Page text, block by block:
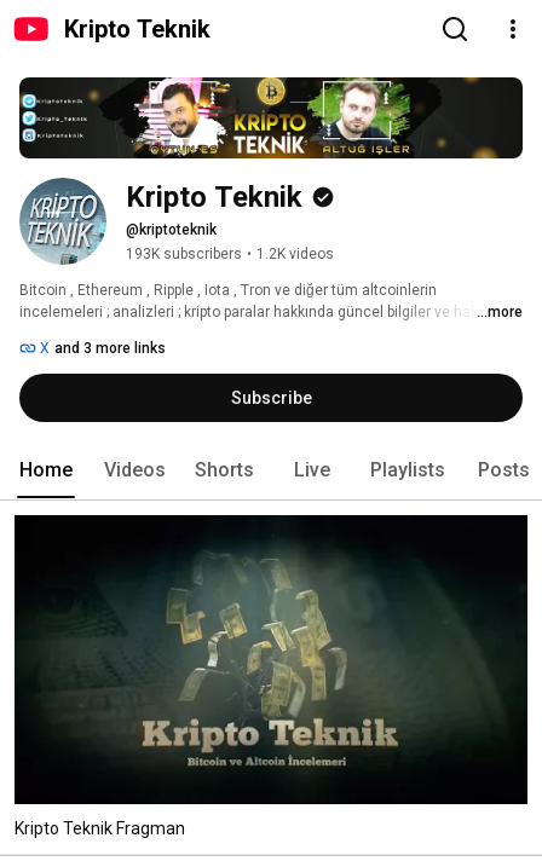
Kripto Teknik
Kripto Teknik
@kriptoteknik
193K subscribers • 1.2K videos
Bitcoin , Ethereum , Ripple , Iota , Tron ve diğer tüm altcoinlerin
incelemeleri ; analizleri ; kripto paralar hakkında güncel bilgiler ve haberler
...more
X and 3 more links
Subscribe
Home Videos Shorts Live Playlists Posts
Kripto Teknik Fragman